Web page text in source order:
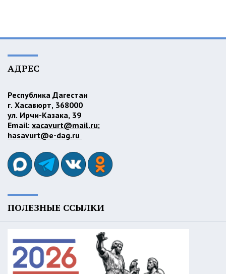
АДРЕС
Республика Дагестан
г. Хасавюрт, 368000
ул. Ирчи-Казака, 39
Email: xacavurt@mail.ru;
hasavurt@e-dag.ru
ПОЛЕЗНЫЕ ССЫЛКИ